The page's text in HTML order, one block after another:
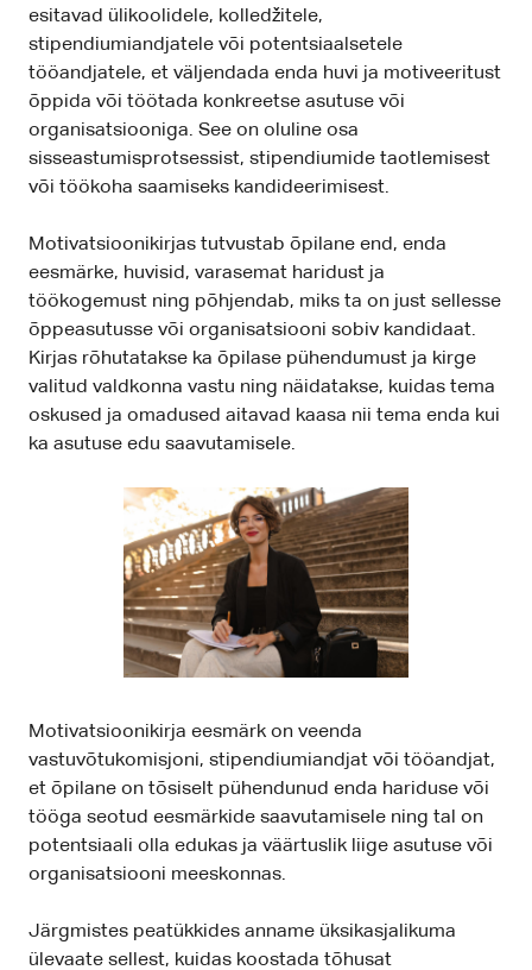
esitavad ülikoolidele, kolledžitele,
stipendiumiandjatele või potentsiaalsetele
tööandjatele, et väljendada enda huvi ja motiveeritust
õppida või töötada konkreetse asutuse või
organisatsiooniga. See on oluline osa
sisseastumisprotsessist, stipendiumide taotlemisest
või töökoha saamiseks kandideerimisest.
Motivatsioonikirjas tutvustab õpilane end, enda
eesmärke, huvisid, varasemat haridust ja
töökogemust ning põhjendab, miks ta on just sellesse
õppeasutusse või organisatsiooni sobiv kandidaat.
Kirjas rõhutatakse ka õpilase pühendumust ja kirge
valitud valdkonna vastu ning näidatakse, kuidas tema
oskused ja omadused aitavad kaasa nii tema enda kui
ka asutuse edu saavutamisele.
Motivatsioonikirja eesmärk on veenda
vastuvõtukomisjoni, stipendiumiandjat või tööandjat,
et õpilane on tõsiselt pühendunud enda hariduse või
tööga seotud eesmärkide saavutamisele ning tal on
potentsiaali olla edukas ja väärtuslik liige asutuse või
organisatsiooni meeskonnas.
Järgmistes peatükkides anname üksikasjalikuma
ülevaate sellest, kuidas koostada tõhusat